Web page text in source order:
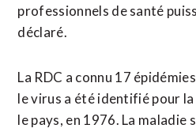
professionnels de santé
déclaré.
La RDC a connu 17
le virus a été identifié pour
le pays, en 1976. La maladie